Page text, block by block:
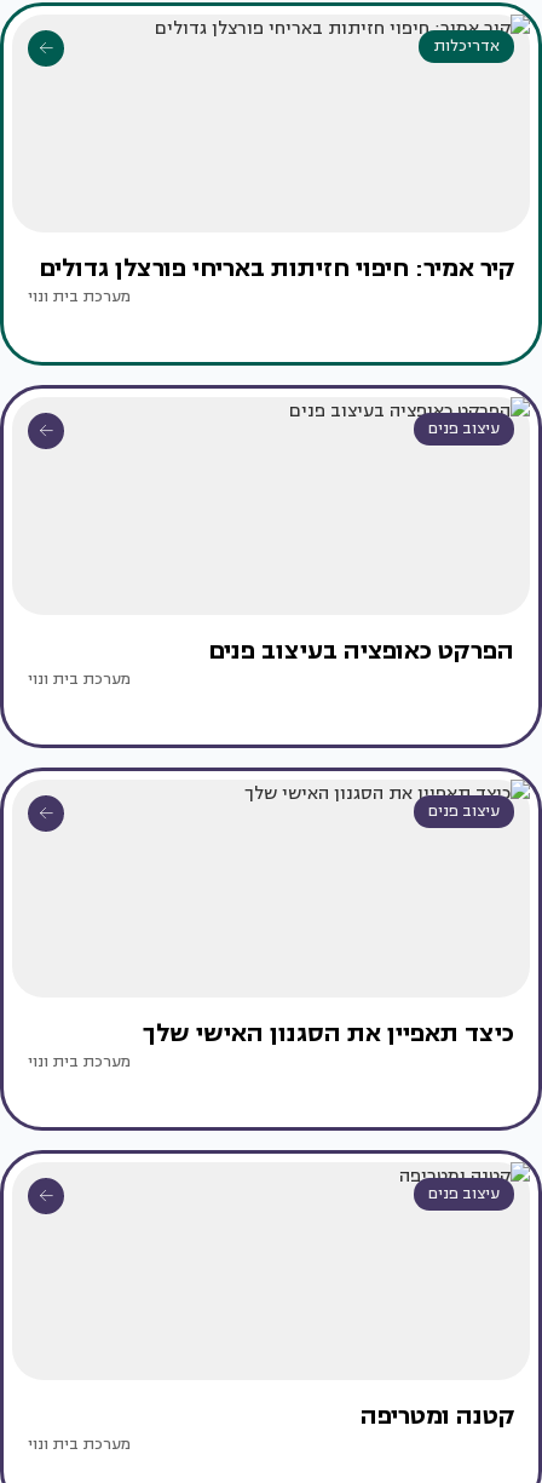
אדריכלות
קיר אמיר: חיפוי חזיתות באריחי פורצלן גדולים
מערכת בית ונוי
עיצוב פנים
הפרקט כאופציה בעיצוב פנים
מערכת בית ונוי
עיצוב פנים
כיצד תאפיין את הסגנון האישי שלך
מערכת בית ונוי
עיצוב פנים
קטנה ומטריפה
מערכת בית ונוי